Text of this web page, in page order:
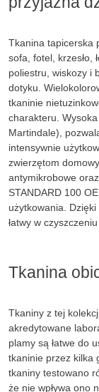
Tkanina tapicerska
sofa, fotel, krzesło,
poliestru, wiskozy i
dotyku.
tkaninie
charakteru.
Martindale),
intensywnie
zwierzętom
antymikrobowe
STANDARD 100
użytkowania.
łatwy w
Tkanina
Tkaniny z tej
akredytowane
plamy są łatwe do
tkaninie przez kilka
tkaniny testowano
że nie wpływa ono